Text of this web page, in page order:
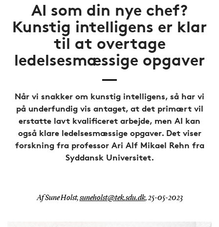
AI som din nye chef?
Kunstig intelligens er klar
til at overtage
ledelsesmæssige opgaver
Når vi snakker om kunstig intelligens, så har vi
på underfundig vis antaget, at det primært vil
erstatte lavt kvalificeret arbejde, men AI kan
også klare ledelsesmæssige opgaver. Det viser
forskning fra professor Ari Alf Mikael Rehn fra
Syddansk Universitet.
Af Sune Holst,suneholst@tek.sdu.dk,25-05-2023